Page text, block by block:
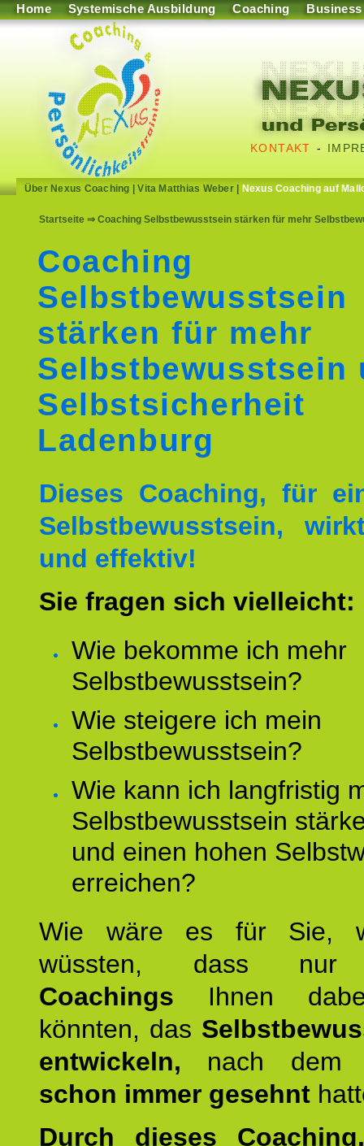
Home Systemische Ausbildung Coaching Business
KONTAKT -
Über Nexus Coaching |Vita Matthias Weber| Nexus Coaching auf
Startseite ⇒ Coaching Selbstbewusstsein stärken für mehr
Coaching
Selbstbewusstsein
stärken für mehr
Selbstbewusstsein
Selbstsicherheit
Ladenburg
Dieses Coaching, für
Selbstbewusstsein,
und effektiv!
Sie fragen sich vielleicht:
Wie bekomme ich mehr
Selbstbewusstsein?
Wie steigere ich mein
Selbstbewusstsein?
Wie kann ich langfristig
Selbstbewusstsein
und einen hohen
erreichen?
Wie wäre es für Sie,
wüssten, dass
Coachings Ihnen
könnten, das
entwickeln, nach dem
schon immer gesehnt
Durch dieses